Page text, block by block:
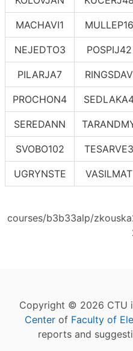
MACHAVI1 MULLEP16
NEJEDTO3 POSPIJ42
PILARJA7 RINGSDAV
PROCHON4
SEREDANN
SVOBO102 TESARVE3
UGRYNSTE VASILMAT
courses/b3b33alp/
Copyright © 2026 CTU
Center of Faculty of
reports and